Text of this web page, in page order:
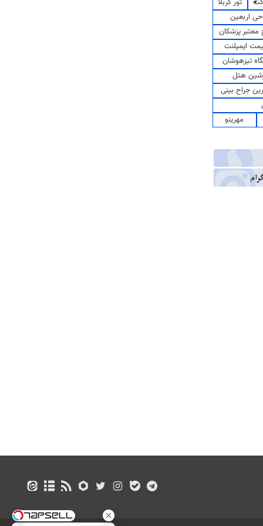
اربعین
پزشکان
ایمپلنت
تیزهوشان
هتل
جراح بینی
مهرینو